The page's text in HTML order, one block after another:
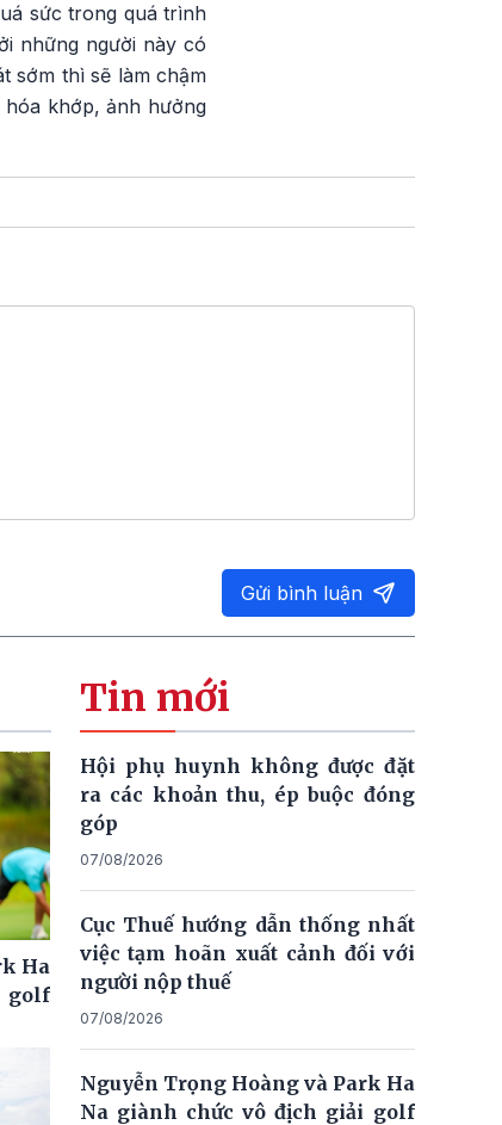
sức trong quá trình
những người này có
sớm thì sẽ làm chậm
khớp, ảnh hưởng
Gửi bình luận
Ha
golf
Tin mới
Hội phụ huynh không được đặt
ra các khoản thu, ép buộc đóng
góp
07/08/2026
Cục Thuế hướng dẫn thống nhất
việc tạm hoãn xuất cảnh đối với
người nộp thuế
07/08/2026
Nguyễn Trọng Hoàng và Park Ha
Na giành chức vô địch giải golf